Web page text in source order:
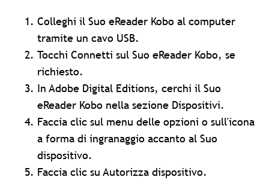
Colleghi il Suo eReader Kobo al computer
tramite un cavo USB.
Tocchi Connetti sul Suo eReader Kobo, se
richiesto.
In Adobe Digital Editions, cerchi il Suo
eReader Kobo nella sezione Dispositivi.
Faccia clic sul menu delle opzioni o sull'icona
a forma di ingranaggio accanto al Suo
dispositivo.
Faccia clic su Autorizza dispositivo.